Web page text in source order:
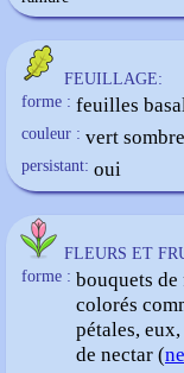
FEUILLAGE:
forme : feuilles
couleur : vert
persistant: oui
FLEURS ET
forme : bouquets
colorés
pétales,
de nectar (